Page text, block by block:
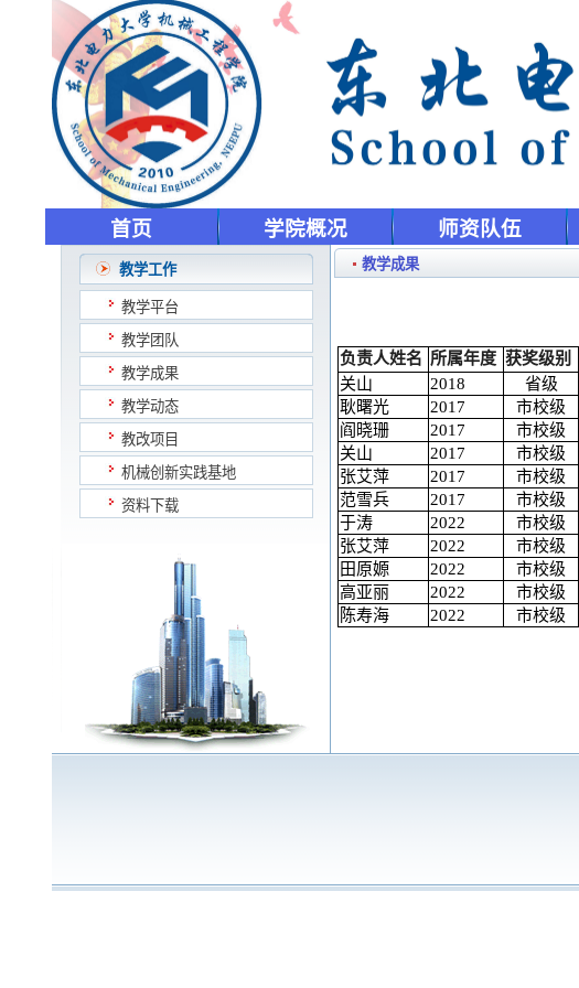
首页 学院概况 师资队伍
教学工作
教学平台
教学团队
教学成果
教学动态
教改项目
机械创新实践基地
资料下载
教学成果
负责人姓名 所属年度 获奖级别
关山 2018 省级
耿曙光
2017 市校级
阎晓珊
2017 市校级
关山
2017 市校级
张艾萍
2017 市校级
范雪兵
2017 市校级
于涛
2022 市校级
张艾萍
2022 市校级
田原嫄
2022 市校级
高亚丽
2022 市校级
陈寿海
2022 市校级